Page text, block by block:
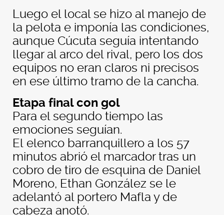
Luego el local se hizo al manejo de
la pelota e imponía las condiciones,
aunque Cúcuta seguía intentando
llegar al arco del rival, pero los dos
equipos no eran claros ni precisos
en ese último tramo de la cancha.
Etapa final con gol
Para el segundo tiempo las
emociones seguían.
El elenco barranquillero a los 57
minutos abrió el marcador tras un
cobro de tiro de esquina de Daniel
Moreno, Ethan González se le
adelantó al portero Mafla y de
cabeza anotó.